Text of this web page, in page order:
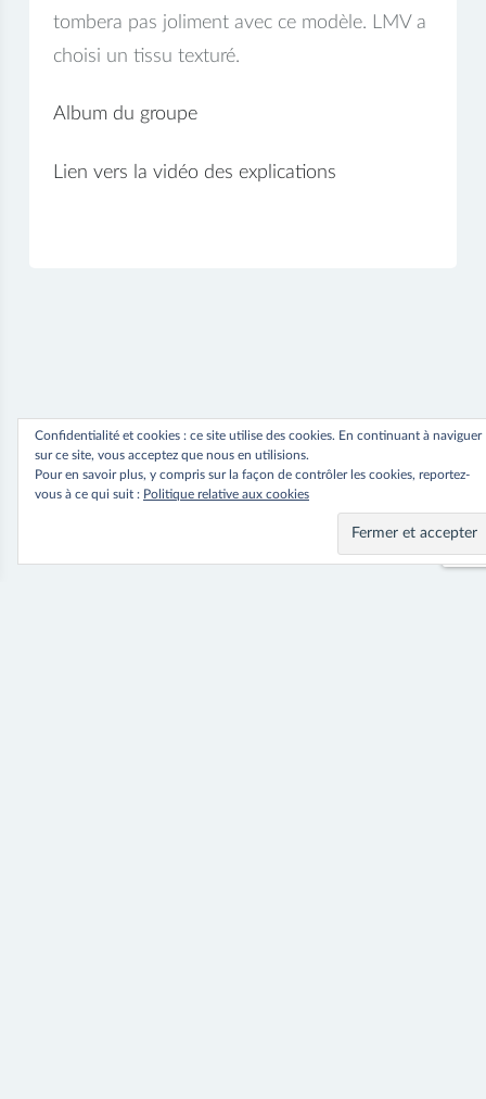
tombera pas joliment avec ce modèle. LMV a
choisi un tissu texturé.
Album du groupe
Lien vers la vidéo des explications
Confidentialité et cookies : ce site utilise des cookies. En continuant à naviguer
sur ce site, vous acceptez que nous en utilisions.
Pour en savoir plus, y compris sur la façon de contrôler les cookies, reportez-
vous à ce qui suit : Politique relative aux cookies